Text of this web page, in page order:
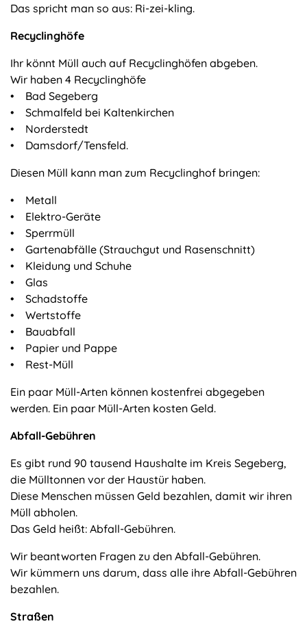
Das spricht man so aus: Ri-zei-kling.
Recyclinghöfe
Ihr könnt Müll auch auf Recyclinghöfen abgeben.
Wir haben 4 Recyclinghöfe
• Bad Segeberg
• Schmalfeld bei Kaltenkirchen
• Norderstedt
• Damsdorf/Tensfeld.
Diesen Müll kann man zum Recyclinghof bringen:
• Metall
• Elektro-Geräte
• Sperrmüll
• Gartenabfälle (Strauchgut und Rasenschnitt)
• Kleidung und Schuhe
• Glas
• Schadstoffe
• Wertstoffe
• Bauabfall
• Papier und Pappe
• Rest-Müll
Ein paar Müll-Arten können kostenfrei abgegeben
werden. Ein paar Müll-Arten kosten Geld.
Abfall-Gebühren
Es gibt rund 90 tausend Haushalte im Kreis Segeberg,
die Mülltonnen vor der Haustür haben.
Diese Menschen müssen Geld bezahlen, damit wir ihren
Müll abholen.
Das Geld heißt: Abfall-Gebühren.
Wir beantworten Fragen zu den Abfall-Gebühren.
Wir kümmern uns darum, dass alle ihre Abfall-Gebühren
bezahlen.
Straßen